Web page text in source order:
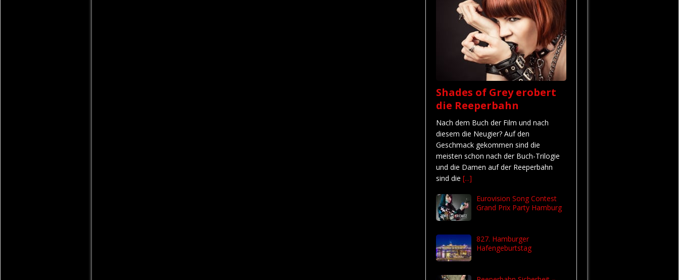
Shades of Grey erobert
die Reeperbahn
Nach dem Buch der Film und nach
diesem die Neugier? Auf den
Geschmack gekommen sind die
meisten schon nach der Buch-Trilogie
und die Damen auf der Reeperbahn
sind die [...]
Eurovision Song Contest
Grand Prix Party Hamburg
827. Hamburger
Hafengeburtstag